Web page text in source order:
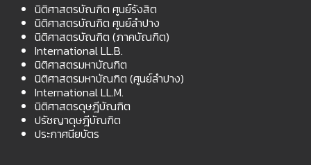
นิติศาสตรบัณฑิต ศูนย์รังสิต
นิติศาสตรบัณฑิต ศูนย์ลำปาง
นิติศาสตรบัณฑิต (ภาคบัณฑิต)
International LL.B.
นิติศาสตรมหาบัณฑิต
นิติศาสตรมหาบัณฑิต (ศูนย์ลำปาง)
International LL.M.
นิติศาสตรดุษฎีบัณฑิต
ปรัชญาดุษฎีบัณฑิต
ประกาศนียบัตร